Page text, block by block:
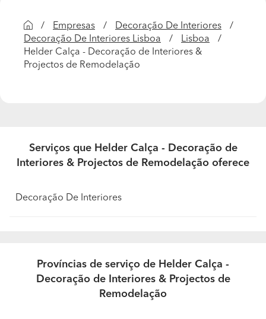
Todos os trabalhos são gratificantes com a satisfação
dos clientes.
Empresas
Decoração De Interiores
Decoração De Interiores Lisboa
Lisboa
Helder Calça - Decoração de Interiores &
Projectos de Remodelação
Serviços que Helder Calça - Decoração de
Interiores & Projectos de Remodelação oferece
Decoração De Interiores
Províncias de serviço de Helder Calça -
Decoração de Interiores & Projectos de
Remodelação